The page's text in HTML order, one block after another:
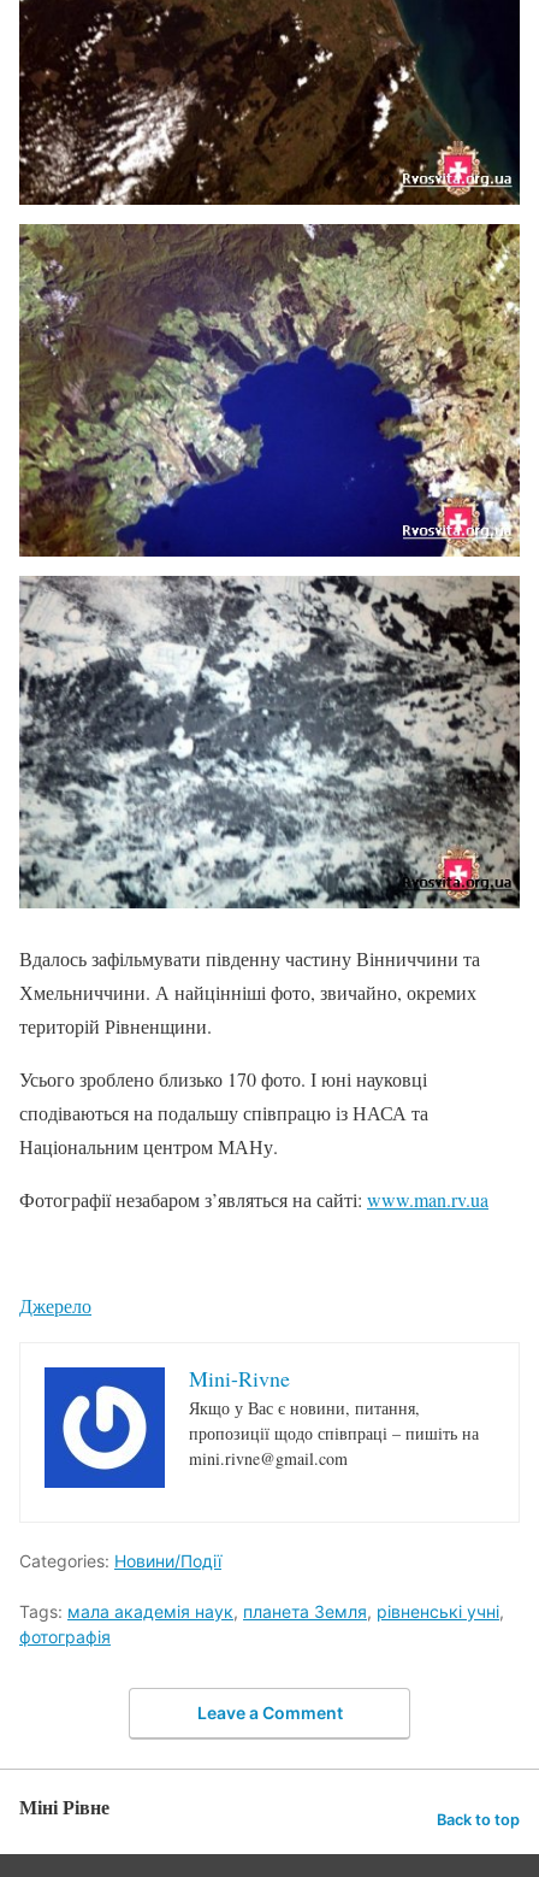
Вдалось зафільмувати південну частину Вінниччини та
Хмельниччини. А найцінніші фото, звичайно, окремих
територій Рівненщини.
Усього зроблено близько 170 фото. І юні науковці
сподіваються на подальшу співпрацю із НАСА та
Національним центром МАНу.
Фотографії незабаром з’являться на сайті: www.man.rv.ua
Джерело
Mini-Rivne
Якщо у Вас є новини, питання,
пропозиції щодо співпраці – пишіть на
mini.rivne@gmail.com
Categories: Новини/Події
Tags: мала академія наук, планета Земля, рівненські учні,
фотографія
Leave a Comment
Міні Рівне Back to top